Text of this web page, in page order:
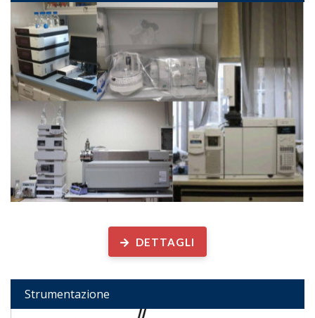
DETTAGLI
Strumentazione